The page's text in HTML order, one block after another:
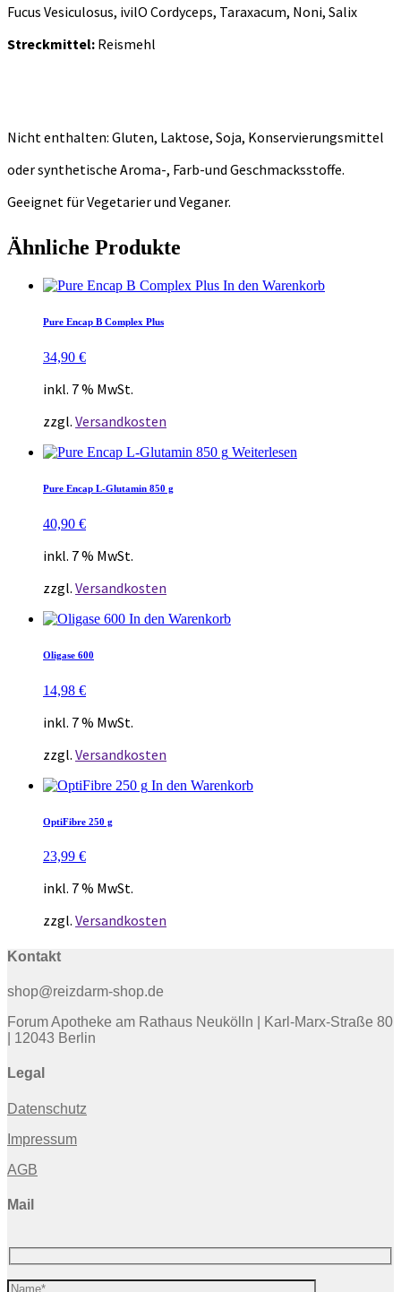
Fucus Vesiculosus, ivilO Cordyceps, Taraxacum, Noni, Salix
Streckmittel: Reismehl
Nicht enthalten: Gluten, Laktose, Soja, Konservierungsmittel
oder synthetische Aroma-, Farb-und Geschmacksstoffe.
Geeignet für Vegetarier und Veganer.
Ähnliche Produkte
In den Warenkorb
Pure Encap B Complex Plus
34,90 €
inkl. 7 % MwSt.
zzgl. Versandkosten
Weiterlesen
Pure Encap L-Glutamin 850 g
40,90 €
inkl. 7 % MwSt.
zzgl. Versandkosten
In den Warenkorb
Oligase 600
14,98 €
inkl. 7 % MwSt.
zzgl. Versandkosten
In den Warenkorb
OptiFibre 250 g
23,99 €
inkl. 7 % MwSt.
zzgl. Versandkosten
Kontakt
shop@reizdarm-shop.de
Forum Apotheke am Rathaus Neukölln | Karl-Marx-Straße 80
| 12043 Berlin
Legal
Datenschutz
Impressum
AGB
Mail